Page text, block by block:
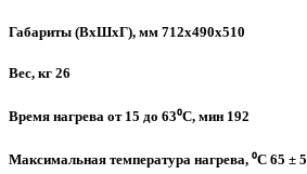
Габариты (ВхШхГ), мм 712х490х510
Вес, кг 26
Время нагрева от 15 до 63⁰C, мин 192
Максимальная температура нагрева, ⁰C 65 ± 5